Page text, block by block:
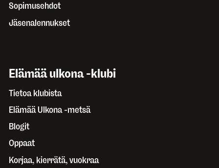
Sopimusehdot
Jäsenalennukset
Elämää ulkona -klubi
Tietoa klubista
Elämää Ulkona -metsä
Blogit
Oppaat
Korjaa, kierrätä, vuokraa